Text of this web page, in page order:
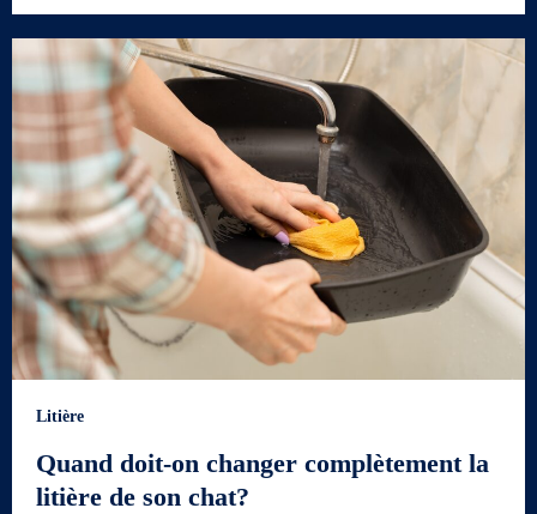
Litière
Quand doit-on changer complètement la
litière de son chat?